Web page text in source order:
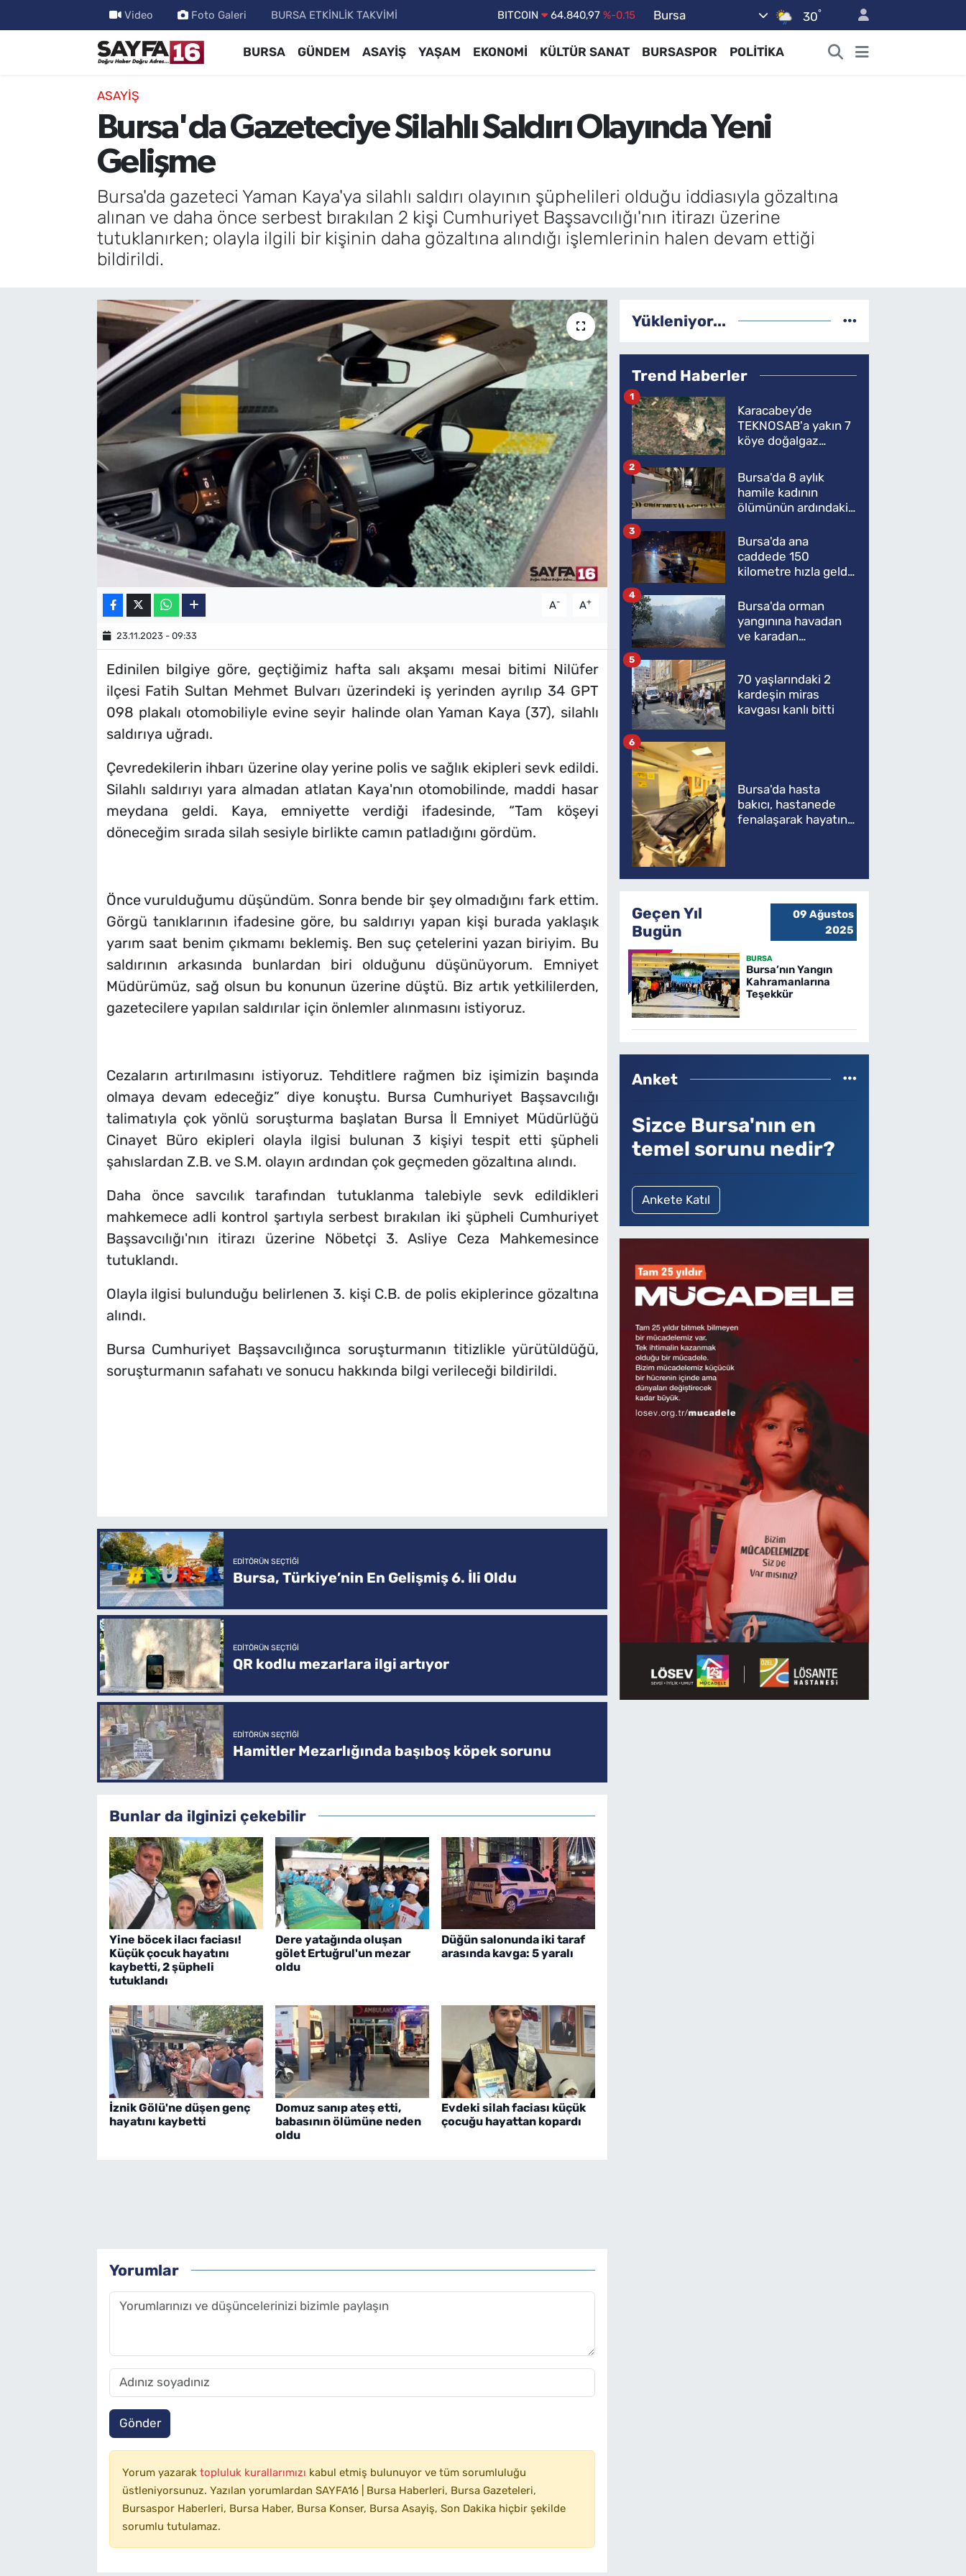
Video Foto Galeri BURSA ETKİNLİK TAKVİMİ
DOLAR
47,7436 %0.18
EURO
55,2510 %0.32
BİST100
13.779 %-14
Bursa 30°
BURSA GÜNDEM ASAYİŞ YAŞAM EKONOMİ KÜLTÜR SANAT BURSASPOR POLİTİKA
ASAYİŞ
Bursa'da Gazeteciye Silahlı Saldırı Olayında Yeni
Gelişme
Bursa'da gazeteci Yaman Kaya'ya silahlı saldırı olayının şüphelileri olduğu iddiasıyla gözaltına
alınan ve daha önce serbest bırakılan 2 kişi Cumhuriyet Başsavcılığı'nın itirazı üzerine
tutuklanırken; olayla ilgili bir kişinin daha gözaltına alındığı işlemlerinin halen devam ettiği
bildirildi.
A- A+
23.11.2023 - 09:33
Edinilen bilgiye göre, geçtiğimiz hafta salı akşamı mesai bitimi Nilüfer
ilçesi Fatih Sultan Mehmet Bulvarı üzerindeki iş yerinden ayrılıp 34 GPT
098 plakalı otomobiliyle evine seyir halinde olan Yaman Kaya (37), silahlı
saldırıya uğradı.
Çevredekilerin ihbarı üzerine olay yerine polis ve sağlık ekipleri sevk edildi.
Silahlı saldırıyı yara almadan atlatan Kaya'nın otomobilinde, maddi hasar
meydana geldi. Kaya, emniyette verdiği ifadesinde, “Tam köşeyi
döneceğim sırada silah sesiyle birlikte camın patladığını gördüm.
Önce vurulduğumu düşündüm. Sonra bende bir şey olmadığını fark ettim.
Görgü tanıklarının ifadesine göre, bu saldırıyı yapan kişi burada yaklaşık
yarım saat benim çıkmamı beklemiş. Ben suç çetelerini yazan biriyim. Bu
saldırının arkasında bunlardan biri olduğunu düşünüyorum. Emniyet
Müdürümüz, sağ olsun bu konunun üzerine düştü. Biz artık yetkililerden,
gazetecilere yapılan saldırılar için önlemler alınmasını istiyoruz.
Cezaların artırılmasını istiyoruz. Tehditlere rağmen biz işimizin başında
olmaya devam edeceğiz” diye konuştu. Bursa Cumhuriyet Başsavcılığı
talimatıyla çok yönlü soruşturma başlatan Bursa İl Emniyet Müdürlüğü
Cinayet Büro ekipleri olayla ilgisi bulunan 3 kişiyi tespit etti şüpheli
şahıslardan Z.B. ve S.M. olayın ardından çok geçmeden gözaltına alındı.
Daha önce savcılık tarafından tutuklanma talebiyle sevk edildikleri
mahkemece adli kontrol şartıyla serbest bırakılan iki şüpheli Cumhuriyet
Başsavcılığı'nın itirazı üzerine Nöbetçi 3. Asliye Ceza Mahkemesince
tutuklandı.
Olayla ilgisi bulunduğu belirlenen 3. kişi C.B. de polis ekiplerince gözaltına
alındı.
Bursa Cumhuriyet Başsavcılığınca soruşturmanın titizlikle yürütüldüğü,
soruşturmanın safahatı ve sonucu hakkında bilgi verileceği bildirildi.
EDITÖRÜN SEÇTIĞI
Bursa, Türkiye’nin En Gelişmiş 6. İli Oldu
EDITÖRÜN SEÇTIĞI
QR kodlu mezarlara ilgi artıyor
EDITÖRÜN SEÇTIĞI
Hamitler Mezarlığında başıboş köpek sorunu
Bunlar da ilginizi çekebilir
Yine böcek ilacı faciası!
Küçük çocuk hayatını
kaybetti, 2 şüpheli
tutuklandı
Dere yatağında oluşan
gölet Ertuğrul'un mezar
oldu
Düğün salonunda iki taraf
arasında kavga: 5 yaralı
İznik Gölü'ne düşen genç
hayatını kaybetti
Domuz sanıp ateş etti,
babasının ölümüne neden
oldu
Evdeki silah faciası küçük
çocuğu hayattan kopardı
Yorumlar
Gönder
Yorum yazarak topluluk kurallarımızı kabul etmiş bulunuyor ve tüm sorumluluğu
üstleniyorsunuz. Yazılan yorumlardan SAYFA16 | Bursa Haberleri, Bursa Gazeteleri,
Bursaspor Haberleri, Bursa Haber, Bursa Konser, Bursa Asayiş, Son Dakika hiçbir şekilde
sorumlu tutulamaz.
Yükleniyor...
Trend Haberler
Karacabey'de
TEKNOSAB'a yakın 7
köye doğalgaz
1
Bursa'da 8 aylık
hamile kadının
ölümünün ardındaki
2
Bursa'da ana
caddede 150
kilometre hızla geldi,
3
Bursa'da orman
yangınına havadan
ve karadan
4
70 yaşlarındaki 2
kardeşin miras
kavgası kanlı bitti
5
Bursa'da hasta
bakıcı, hastanede
fenalaşarak hayatını
6
Geçen Yıl
Bugün
09 Ağustos
2025
BURSA
Bursa’nın Yangın
Kahramanlarına
Teşekkür
Anket
Sizce Bursa'nın en
temel sorunu nedir?
Ankete Katıl
ÖZEL HABER
İNCELEME
TEKNOLOJİ
TV REHBERİ
Hava Durumu
Trafik Durumu
TFF 2.Lig Beyaz Grup Puan Durumu ve Fikstür
Tüm Manşetler
Son Dakika Haberleri
Haber Arşivi